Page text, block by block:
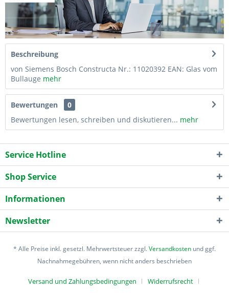
Beschreibung
von Siemens Bosch Constructa Nr.: 11020392 EAN: Glas vom
Bullauge mehr
Bewertungen
0
Bewertungen lesen, schreiben und diskutieren... mehr
Service Hotline
Shop Service
Informationen
Newsletter
* Alle Preise inkl. gesetzl. Mehrwertsteuer zzgl.Versandkosten und ggf.
Nachnahmegebühren, wenn nicht anders beschrieben
Versand und Zahlungsbedingungen Widerrufsrecht